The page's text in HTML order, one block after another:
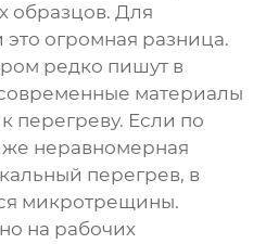
образцов. Для
огромная разница.
редко пишут в
материалы
перегреву. Если по
же неравномерная
перегрев, в
микротрещины.
на рабочих